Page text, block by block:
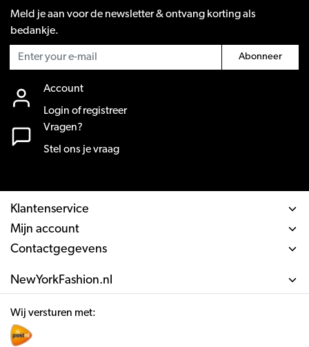
Meld je aan voor de newsletter & ontvang korting als
bedankje.
Abonneer
Account
Login of registreer
Vragen?
Stel ons je vraag
Klantenservice
Mijn account
Contactgegevens
NewYorkFashion.nl
Wij versturen met: